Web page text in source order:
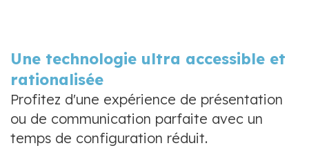
Une technologie ultra accessible et
rationalisée
Profitez d'une expérience de présentation
ou de communication parfaite avec un
temps de configuration réduit.